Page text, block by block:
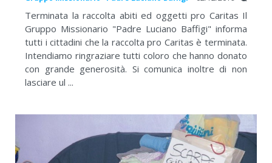
Terminata la raccolta abiti ed oggetti pro Caritas Il
Gruppo Missionario "Padre Luciano Baffigi" informa
tutti i cittadini che la raccolta pro Caritas è terminata.
Intendiamo ringraziare tutti coloro che hanno donato
con grande generosità. Si comunica inoltre di non
lasciare ul ...